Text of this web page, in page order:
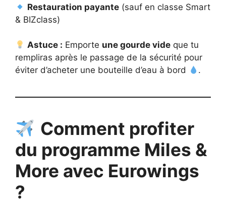
Restauration payante (sauf en classe Smart
& BIZclass)
Astuce : Emporte une gourde vide que tu
rempliras après le passage de la sécurité pour
éviter d’acheter une bouteille d’eau à bord
.
Comment profiter
du programme Miles &
More avec Eurowings
?